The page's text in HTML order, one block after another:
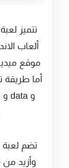
ألعاب
موقع